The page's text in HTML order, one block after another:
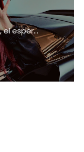
esper...